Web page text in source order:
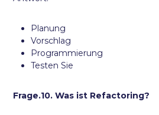
Planung
Vorschlag
Programmierung
Testen Sie
Frage.10. Was ist Refactoring?